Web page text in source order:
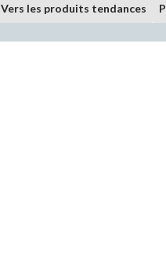
Vers les produits tendances